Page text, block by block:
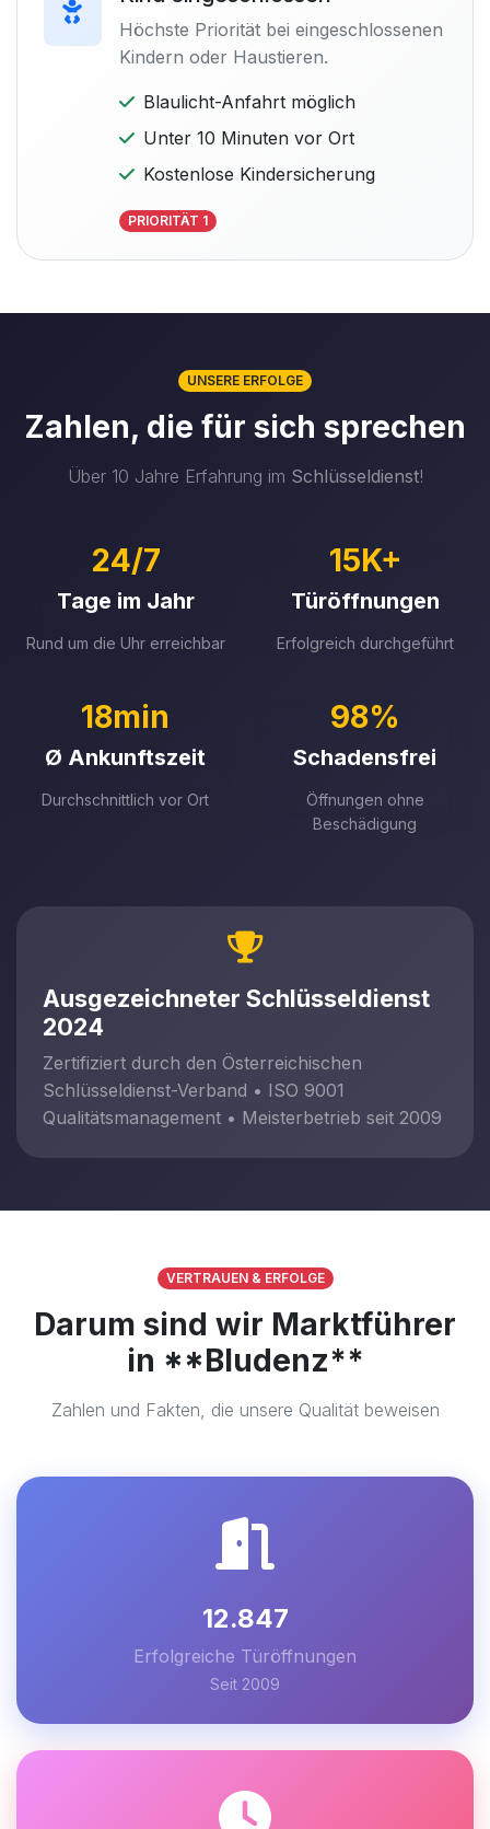
Höchste Priorität bei eingeschlossenen
Kindern oder Haustieren.
Blaulicht-Anfahrt möglich
Unter 10 Minuten vor Ort
Kostenlose Kindersicherung
PRIORITÄT 1
UNSERE ERFOLGE
Zahlen, die für sich sprechen
Über 10 Jahre Erfahrung im Schlüsseldienst!
24/7
Tage im Jahr
Rund um die Uhr erreichbar
15K+
Türöffnungen
Erfolgreich durchgeführt
18min
Ø Ankunftszeit
Durchschnittlich vor Ort
98%
Schadensfrei
Öffnungen ohne
Beschädigung
Ausgezeichneter Schlüsseldienst
2024
Zertifiziert durch den Österreichischen
Schlüsseldienst-Verband • ISO 9001
Qualitätsmanagement • Meisterbetrieb seit 2009
VERTRAUEN & ERFOLGE
Darum sind wir Marktführer
in **Bludenz**
Zahlen und Fakten, die unsere Qualität beweisen
12.847
Erfolgreiche Türöffnungen
Seit 2009